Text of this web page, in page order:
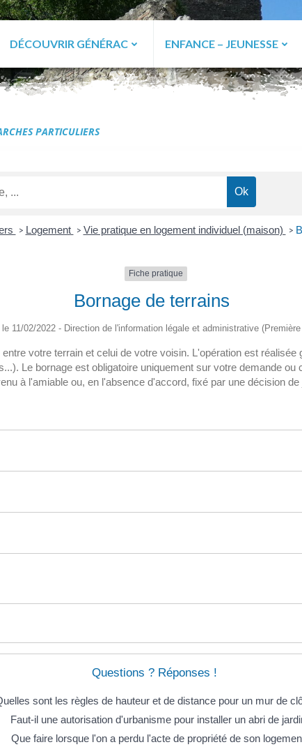
DÉCOUVRIR GÉNÉRAC ENFANCE – JEUNESSE
PARTICULIERS
> Logement > Vie pratique en logement individuel (maison) >
Fiche pratique
Bornage de terrains
11/02/2022 - Direction de l'information légale et administrative
votre terrain et celui de votre voisin. L'opération est
Le bornage est obligatoire uniquement sur votre demande
à l'amiable ou, en l'absence d'accord, fixé par une décision de
Questions ? Réponses !
sont les règles de hauteur et de distance pour un mur de
Faut-il une autorisation d'urbanisme pour installer un abri de
Que faire lorsque l'on a perdu l'acte de propriété de son